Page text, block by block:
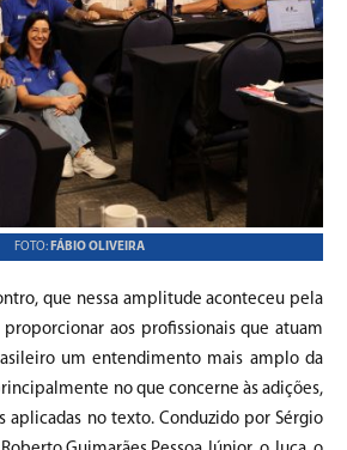
FOTO: FÁBIO OLIVEIRA
que nessa amplitude aconteceu pela
aos profissionais que atuam
um entendimento mais amplo da
no que concerne às adições,
aplicadas no texto. Conduzido por Sérgio